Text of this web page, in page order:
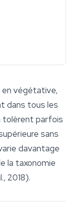
en végétative,
dans tous les
tolèrent parfois
sans
davantage
la taxonomie
2018).